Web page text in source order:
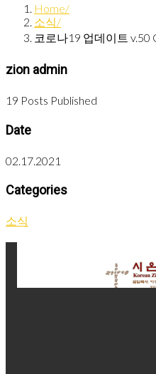
Home
소식
코로나19 업데이트 v.50
zion admin
19 Posts Published
Date
02.17.2021
Categories
소식